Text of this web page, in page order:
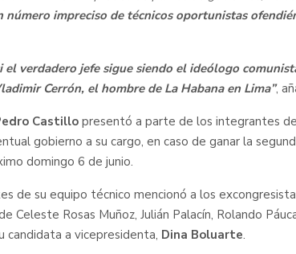
número impreciso de técnicos oportunistas
el verdadero jefe sigue siendo el ideólogo
Cerrón, el hombre de La Habana en Lima”,
Castillopresentó a parte de los integrantes
gobierno a su cargo, en caso de ganar la
domingo 6 de junio.
de su equipo técnico mencionó a los
Celeste Rosas Muñoz, Julián Palacín, Rolando
candidata a vicepresidenta, Dina Boluarte.